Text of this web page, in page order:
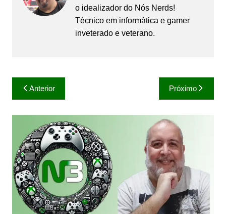
o idealizador do Nós Nerds!
Técnico em informática e gamer
inveterado e veterano.
Navegação
de
Post
Anterior Próximo